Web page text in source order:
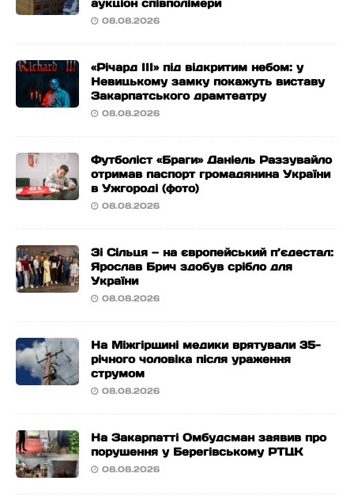
аукціон співполімери
08.08.2026
«Річард ІІІ» під відкритим небом: у
Невицькому замку покажуть виставу
Закарпатського драмтеатру
08.08.2026
Футболіст «Браги» Даніель Раззувайло
отримав паспорт громадянина України
в Ужгороді (фото)
08.08.2026
Зі Сільця — на європейський п’єдестал:
Ярослав Брич здобув срібло для
України
08.08.2026
На Міжгірщині медики врятували 35-
річного чоловіка після ураження
струмом
08.08.2026
На Закарпатті Омбудсман заявив про
порушення у Берегівському РТЦК
08.08.2026